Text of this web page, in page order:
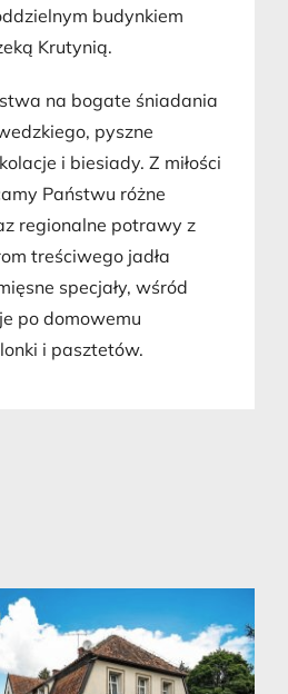
budynkiem
Krutynią.
na bogate śniadania
pyszne
i biesiady. Z miłości
Państwu różne
regionalne potrawy z
treściwego jadła
specjały, wśród
po domowemu
i pasztetów.